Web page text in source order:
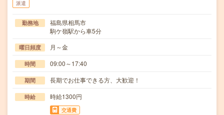
派遣
勤務地
福島県相馬市
駒ケ嶺駅から車5分
曜日頻度 月～金
時間 09:00～17:40
期間 長期でお仕事できる方、大歓迎！
時給 時給1300円
交通費